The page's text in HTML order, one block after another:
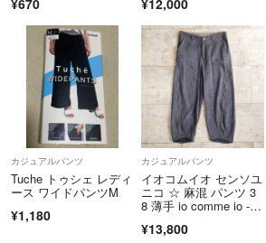
■【その他】
・【ご質問・ご購入前】にお手数ですが自己紹
・迅速にお取り引きを進めるため、2日以内の
通知が遅れる方は購入をご遠慮下さい
・フォローして下さった方にはささやかなお礼
してます(詳細はプロフ参照下さい）
✔専用･取り置きNG×
…過去に嫌な思いをしたのでお受けしない事
✔以下の質問にはお答えいたしかねます×
①【色味について】
…感じ方の違いもあるので画像にてご判断下
がある方は実店舗にてご購入下さい
②【購入時期･着用頻度について】
…全部把握しておりません
カジュアルパンツ
Tuche トゥシェ レディ
ース ワイドパンツM
¥1,180
カジュアルパンツ
イオコムイオ センソユ
ニコ ☆ 麻混 パンツ 3
8 薄手 io comme io - S
¥13,800